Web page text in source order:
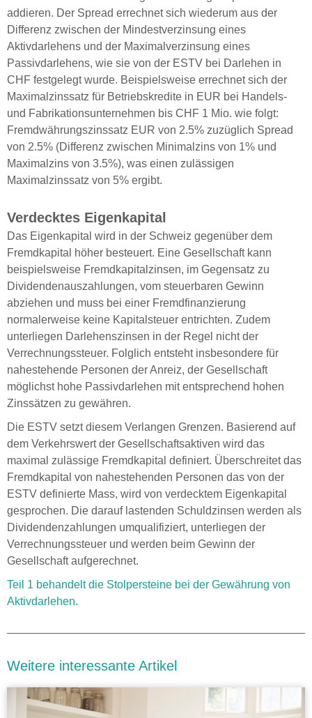
addieren. Der Spread errechnet sich wiederum aus der
Differenz zwischen der Mindestverzinsung eines
Aktivdarlehens und der Maximalverzinsung eines
Passivdarlehens, wie sie von der ESTV bei Darlehen in
CHF festgelegt wurde. Beispielsweise errechnet sich der
Maximalzinssatz für Betriebskredite in EUR bei Handels-
und Fabrikationsunternehmen bis CHF 1 Mio. wie folgt:
Fremdwährungszinssatz EUR von 2.5% zuzüglich Spread
von 2.5% (Differenz zwischen Minimalzins von 1% und
Maximalzins von 3.5%), was einen zulässigen
Maximalzinssatz von 5% ergibt.
Verdecktes Eigenkapital
Das Eigenkapital wird in der Schweiz gegenüber dem
Fremdkapital höher besteuert. Eine Gesellschaft kann
beispielsweise Fremdkapitalzinsen, im Gegensatz zu
Dividendenauszahlungen, vom steuerbaren Gewinn
abziehen und muss bei einer Fremdfinanzierung
normalerweise keine Kapitalsteuer entrichten. Zudem
unterliegen Darlehenszinsen in der Regel nicht der
Verrechnungssteuer. Folglich entsteht insbesondere für
nahestehende Personen der Anreiz, der Gesellschaft
möglichst hohe Passivdarlehen mit entsprechend hohen
Zinssätzen zu gewähren.
Die ESTV setzt diesem Verlangen Grenzen. Basierend auf
dem Verkehrswert der Gesellschaftsaktiven wird das
maximal zulässige Fremdkapital definiert. Überschreitet das
Fremdkapital von nahestehenden Personen das von der
ESTV definierte Mass, wird von verdecktem Eigenkapital
gesprochen. Die darauf lastenden Schuldzinsen werden als
Dividendenzahlungen umqualifiziert, unterliegen der
Verrechnungssteuer und werden beim Gewinn der
Gesellschaft aufgerechnet.
Teil 1 behandelt die Stolpersteine bei der Gewährung von
Aktivdarlehen.
Weitere interessante Artikel